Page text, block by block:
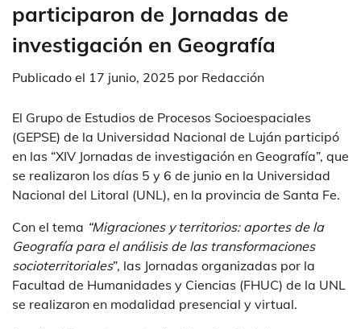
participaron de Jornadas de
investigación en Geografía
Publicado el 17 junio, 2025 por Redacción
El Grupo de Estudios de Procesos Socioespaciales
(GEPSE) de la Universidad Nacional de Luján participó
en las “XIV Jornadas de investigación en Geografía”, que
se realizaron los días 5 y 6 de junio en la Universidad
Nacional del Litoral (UNL), en la provincia de Santa Fe.
Con el tema “Migraciones y territorios: aportes de la
Geografía para el análisis de las transformaciones
socioterritoriales”, las Jornadas organizadas por la
Facultad de Humanidades y Ciencias (FHUC) de la UNL
se realizaron en modalidad presencial y virtual.